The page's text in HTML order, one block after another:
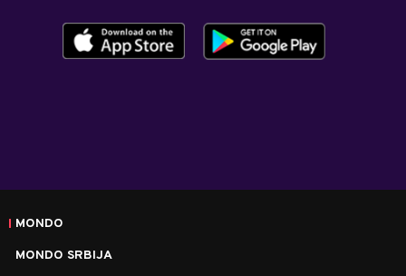
MONDO
MONDO SRBIJA